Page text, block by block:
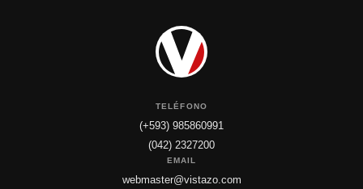
TELÉFONO
(+593) 985860991
(042) 2327200
EMAIL
webmaster@vistazo.com